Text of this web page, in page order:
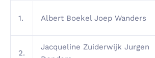
1. Albert Boekel Joep Wanders
2.
Jacqueline Zuiderwijk Jurgen